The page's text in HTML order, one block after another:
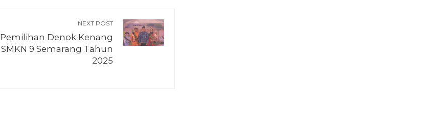
NEXT POST
Pemilihan Denok Kenang
SMKN 9 Semarang Tahun
2025